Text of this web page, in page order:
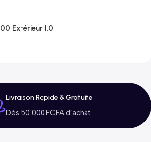
Extérieur 1.0
Livraison Rapide & Gratuite
Dès 50 000 FCFA d’achat